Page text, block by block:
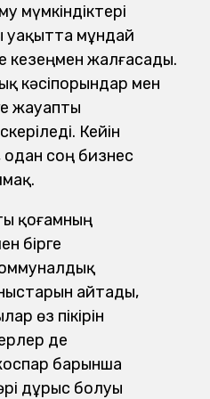
мүмкіндіктері
уақытта мұндай
кезеңмен жалғасады.
кәсіпорындар мен
жауапты
Кейін
соң бизнес
қоғамның
бірге
айтады,
өз пікірін
де
барынша
дұрыс болуы